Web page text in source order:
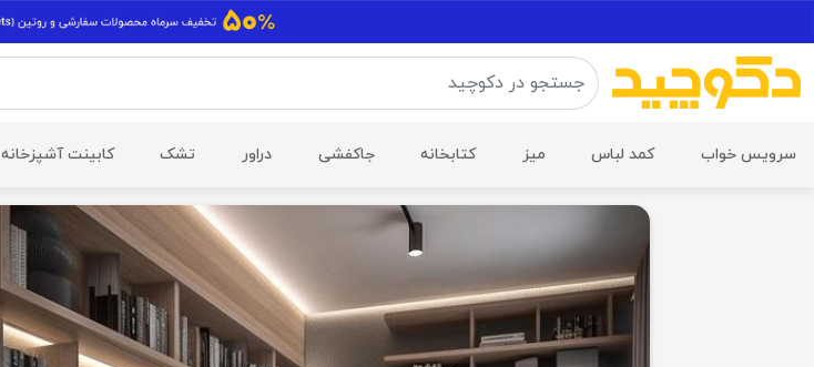
سرویس خواب کمد لباس میز کتابخانه جاکفشی دراور تشک کابینت آشپزخانه